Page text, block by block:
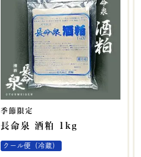
季節限定
長命泉 酒粕 1kg
クール便（冷蔵）